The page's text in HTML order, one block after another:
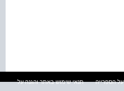
על הספרייה
תנאי שימוש באתר והגנה על